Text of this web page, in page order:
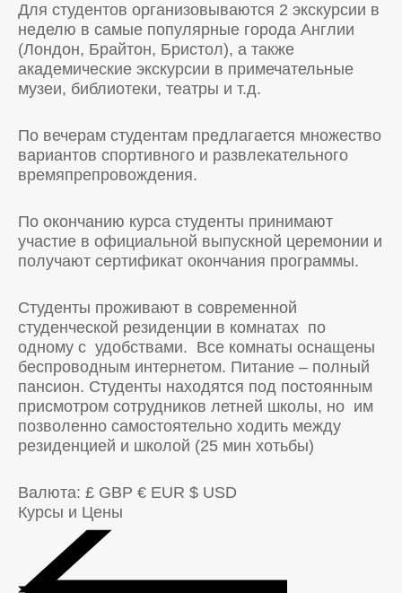
Для студентов организовываются 2 экскурсии в
неделю в самые популярные города Англии
(Лондон, Брайтон, Бристол), а также
академические экскурсии в примечательные
музеи, библиотеки, театры и т.д.
По вечерам студентам предлагается множество
вариантов спортивного и развлекательного
времяпрепровождения.
По окончанию курса студенты принимают
участие в официальной выпускной церемонии и
получают сертификат окончания программы.
Студенты проживают в современной
студенческой резиденции в комнатах по
одному с удобствами. Все комнаты оснащены
беспроводным интернетом. Питание – полный
пансион. Студенты находятся под постоянным
присмотром сотрудников летней школы, но им
позволенно самостоятельно ходить между
резиденцией и школой (25 мин хотьбы)
Валюта: £ GBP € EUR $ USD
Курсы и Цены